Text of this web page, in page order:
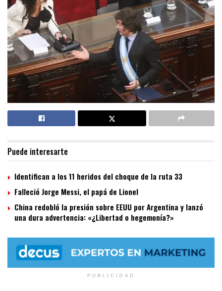
Puede interesarte
Identifican a los 11 heridos del choque de la ruta 33
Falleció Jorge Messi, el papá de Lionel
China redobló la presión sobre EEUU por Argentina y lanzó
una dura advertencia: «¿Libertad o hegemonía?»
PUBLICIDAD